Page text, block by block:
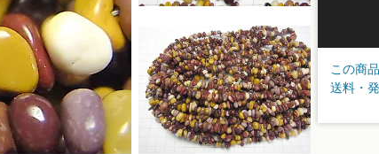
この商
送料・